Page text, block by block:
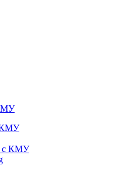
КМУ
с КМУ